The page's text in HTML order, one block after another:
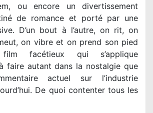
ou encore un divertissement
de romance et porté par une
D’un bout à l’autre, on rit, on
on vibre et on prend son pied
facétieux qui s’applique
faire autant dans la nostalgie que
actuel sur l’industrie
De quoi contenter tous les